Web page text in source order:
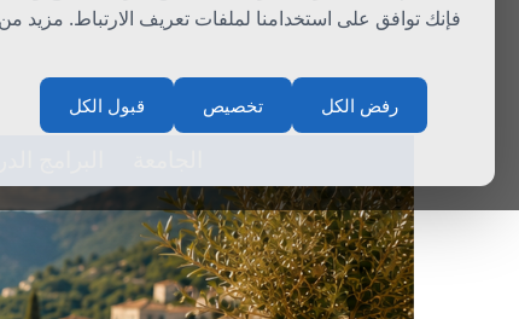
فإنك توافق على استخدامنا لملفات تعريف الارتباط. مزيد
رفض الكل تخصيص قبول الكل سلة المشتريات اتصال